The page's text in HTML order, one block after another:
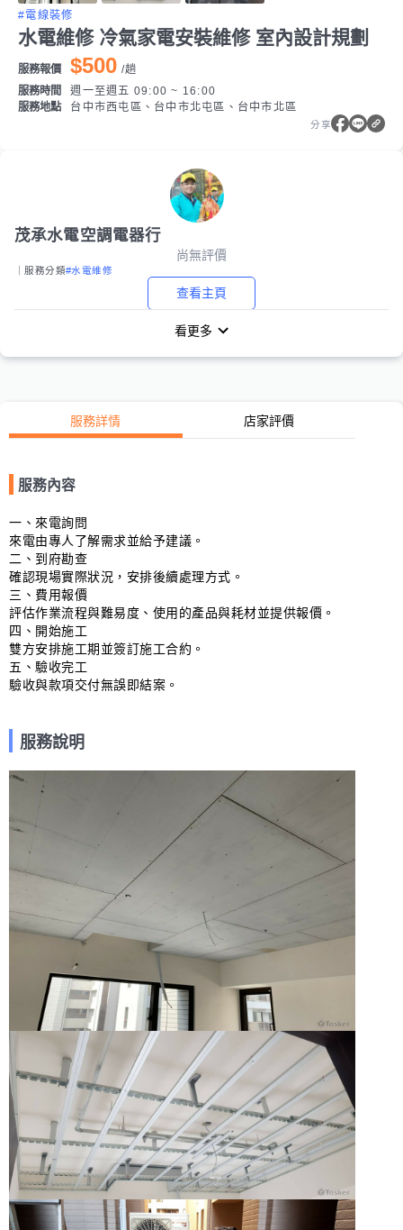
#電線裝修
水電維修 冷氣家電安裝維修 室內設計規劃
服務報價 $500 /趟
服務時間
週一至週五 09:00 ~ 16:00
服務地點
台中市西屯區、台中市北屯區、台中市北區
分享
茂承水電空調電器行
尚無評價
｜服務分類#水電維修
查看主頁
看更多
服務詳情 店家評價
服務內容
一、來電詢問
來電由專人了解需求並給予建議。
二、到府勘查
確認現場實際狀況，安排後續處理方式。
三、費用報價
評估作業流程與難易度、使用的產品與耗材並提供報價。
四、開始施工
雙方安排施工期並簽訂施工合約。
五、驗收完工
驗收與款項交付無誤即結案。
服務說明